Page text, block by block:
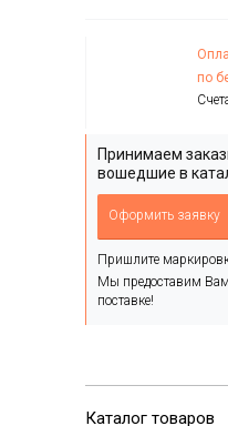
по
Принимаем
вошедшие в
Оформить заявку
Пришлите
Мы предоставим
поставке!
Каталог товаров